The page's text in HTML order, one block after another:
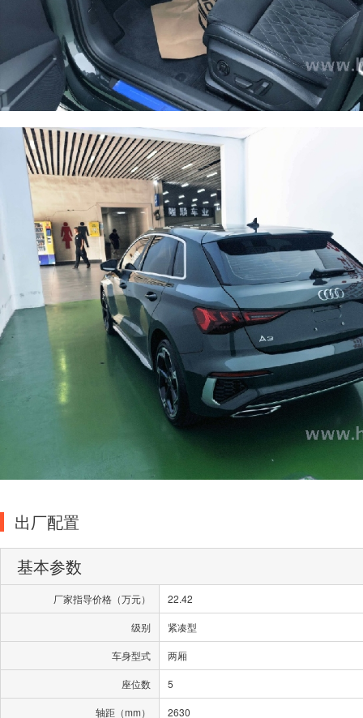
出厂配置
基本参数
厂家指导价格（万元） 22.42
级别 紧凑型
车身型式 两厢
座位数 5
轴距（mm） 2630